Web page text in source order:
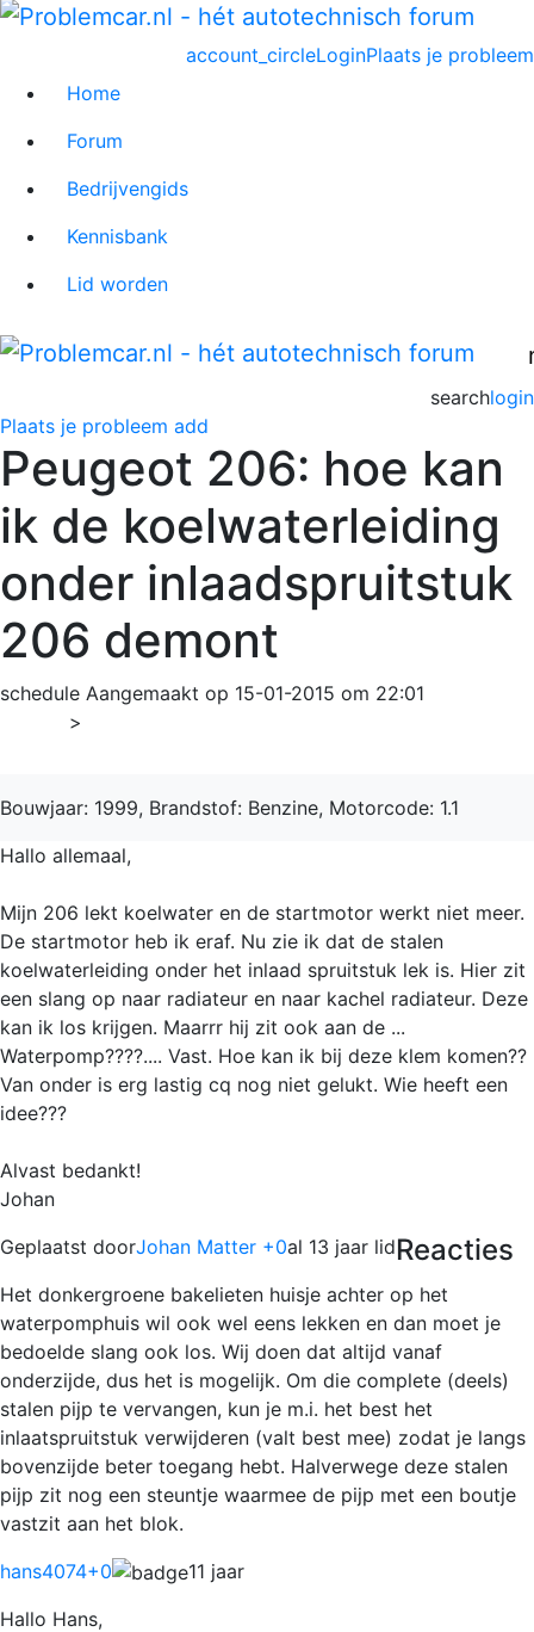
Plaats je probleem
account_circleLogin
Home
Forum
Bedrijvengids
Kennisbank
Lid worden
login
search
Plaats je probleem add
Peugeot 206: hoe kan
ik de koelwaterleiding
onder inlaadspruitstuk
206 demont
schedule Aangemaakt op 15-01-2015 om 22:01
>
Bouwjaar: 1999, Brandstof: Benzine, Motorcode: 1.1
Hallo allemaal,
Mijn 206 lekt koelwater en de startmotor werkt niet meer.
De startmotor heb ik eraf. Nu zie ik dat de stalen
koelwaterleiding onder het inlaad spruitstuk lek is. Hier zit
een slang op naar radiateur en naar kachel radiateur. Deze
kan ik los krijgen. Maarrr hij zit ook aan de ...
Waterpomp????.... Vast. Hoe kan ik bij deze klem komen??
Van onder is erg lastig cq nog niet gelukt. Wie heeft een
idee???
Alvast bedankt!
Johan
Geplaatst doorJohan Matter +0al 13 jaar lidReacties
Het donkergroene bakelieten huisje achter op het
waterpomphuis wil ook wel eens lekken en dan moet je
bedoelde slang ook los. Wij doen dat altijd vanaf
onderzijde, dus het is mogelijk. Om die complete (deels)
stalen pijp te vervangen, kun je m.i. het best het
inlaatspruitstuk verwijderen (valt best mee) zodat je langs
bovenzijde beter toegang hebt. Halverwege deze stalen
pijp zit nog een steuntje waarmee de pijp met een boutje
vastzit aan het blok.
hans4074+0
11 jaar
Hallo Hans,